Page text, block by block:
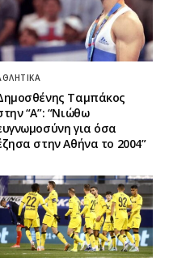
Ταμπάκος
“A”: “Νιώθω
για όσα
στην Αθήνα το 2004”